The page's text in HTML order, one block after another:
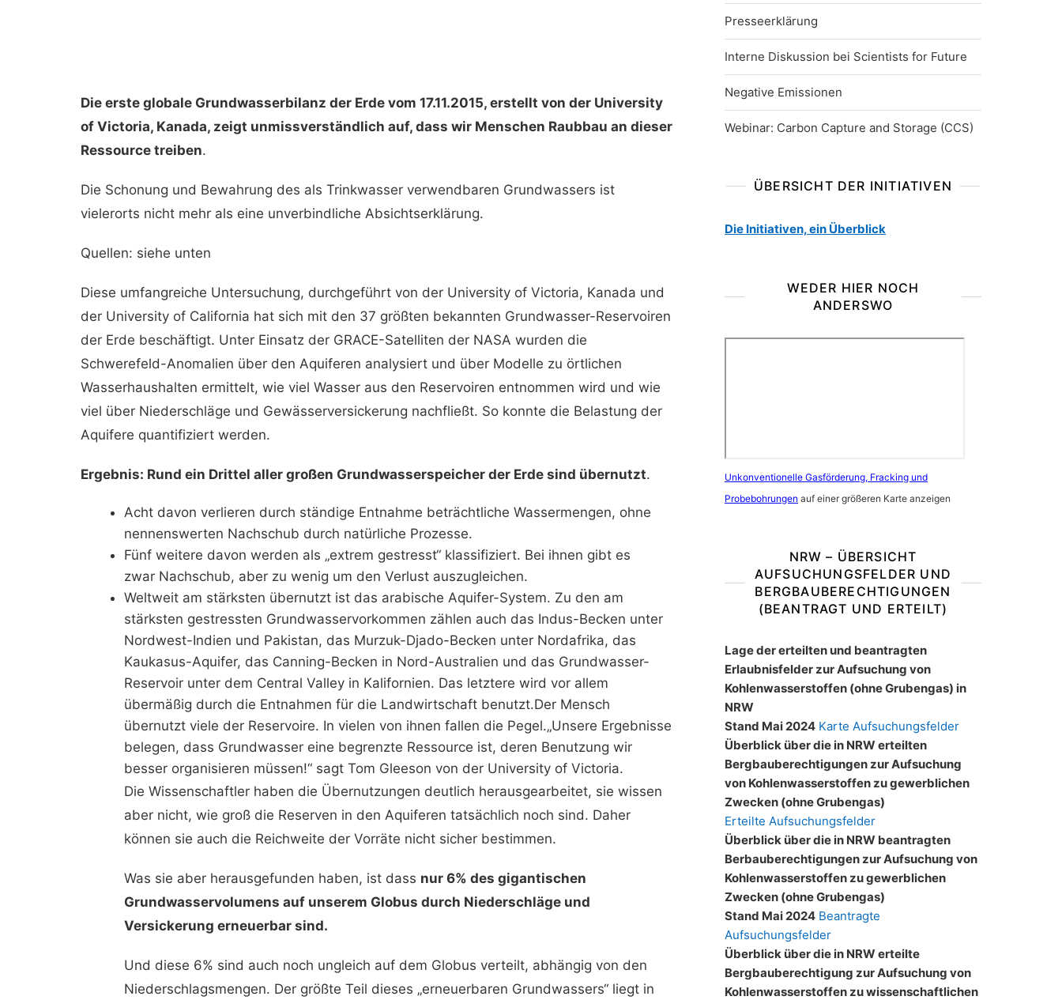
Die erste globale Grundwasserbilanz der Erde vom 17.11.2015, erstellt von der University
of Victoria, Kanada, zeigt unmissverständlich auf, dass wir Menschen Raubbau an dieser
Ressource treiben.
Die Schonung und Bewahrung des als Trinkwasser verwendbaren Grundwassers ist
vielerorts nicht mehr als eine unverbindliche Absichtserklärung.
Quellen: siehe unten
Diese umfangreiche Untersuchung, durchgeführt von der University of Victoria, Kanada und
der University of California hat sich mit den 37 größten bekannten Grundwasser-Reservoiren
der Erde beschäftigt. Unter Einsatz der GRACE-Satelliten der NASA wurden die
Schwerefeld-Anomalien über den Aquiferen analysiert und über Modelle zu örtlichen
Wasserhaushalten ermittelt, wie viel Wasser aus den Reservoiren entnommen wird und wie
viel über Niederschläge und Gewässerversickerung nachfließt. So konnte die Belastung der
Aquifere quantifiziert werden.
Ergebnis: Rund ein Drittel aller großen Grundwasserspeicher der Erde sind übernutzt.
Acht davon verlieren durch ständige Entnahme beträchtliche Wassermengen, ohne
nennenswerten Nachschub durch natürliche Prozesse.
Fünf weitere davon werden als „extrem gestresst“ klassifiziert. Bei ihnen gibt es
zwar Nachschub, aber zu wenig um den Verlust auszugleichen.
Weltweit am stärksten übernutzt ist das arabische Aquifer-System. Zu den am
stärksten gestressten Grundwasservorkommen zählen auch das Indus-Becken unter
Nordwest-Indien und Pakistan, das Murzuk-Djado-Becken unter Nordafrika, das
Kaukasus-Aquifer, das Canning-Becken in Nord-Australien und das Grundwasser-
Reservoir unter dem Central Valley in Kalifornien. Das letztere wird vor allem
übermäßig durch die Entnahmen für die Landwirtschaft benutzt.Der Mensch
übernutzt viele der Reservoire. In vielen von ihnen fallen die Pegel.„Unsere Ergebnisse
belegen, dass Grundwasser eine begrenzte Ressource ist, deren Benutzung wir
besser organisieren müssen!“ sagt Tom Gleeson von der University of Victoria.
Die Wissenschaftler haben die Übernutzungen deutlich herausgearbeitet, sie wissen
aber nicht, wie groß die Reserven in den Aquiferen tatsächlich noch sind. Daher
können sie auch die Reichweite der Vorräte nicht sicher bestimmen.
Was sie aber herausgefunden haben, ist dass nur 6% des gigantischen
Grundwasservolumens auf unserem Globus durch Niederschläge und
Versickerung erneuerbar sind.
Und diese 6% sind auch noch ungleich auf dem Globus verteilt, abhängig von den
Niederschlagsmengen. Der größte Teil dieses „erneuerbaren Grundwassers“ liegt in
Presseerklärung
Interne Diskussion bei Scientists for Future
Negative Emissionen
Webinar: Carbon Capture and Storage (CCS)
ÜBERSICHT DER INITIATIVEN
Die Initiativen, ein Überblick
WEDER HIER NOCH
ANDERSWO
Unkonventionelle Gasförderung, Fracking und
Probebohrungen auf einer größeren Karte anzeigen
NRW – ÜBERSICHT
AUFSUCHUNGSFELDER UND
BERGBAUBERECHTIGUNGEN
(BEANTRAGT UND ERTEILT)
Lage der erteilten und beantragten
Erlaubnisfelder zur Aufsuchung von
Kohlenwasserstoffen (ohne Grubengas) in
NRW
Stand Mai 2024 Karte Aufsuchungsfelder
Überblick über die in NRW erteilten
Bergbauberechtigungen zur Aufsuchung
von Kohlenwasserstoffen zu gewerblichen
Zwecken (ohne Grubengas)
Erteilte Aufsuchungsfelder
Überblick über die in NRW beantragten
Berbauberechtigungen zur Aufsuchung von
Kohlenwasserstoffen zu gewerblichen
Zwecken (ohne Grubengas)
Stand Mai 2024 Beantragte
Aufsuchungsfelder
Überblick über die in NRW erteilte
Bergbauberechtigung zur Aufsuchung von
Kohlenwasserstoffen zu wissenschaftlichen